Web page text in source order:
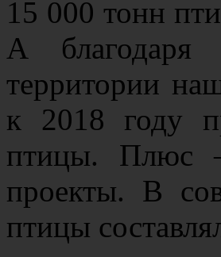
15 000 тонн
А благодаря
территории
к 2018 году
птицы. Плюс –
проекты. В
птицы